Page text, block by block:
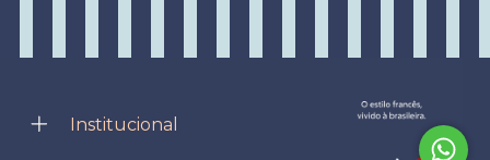
Institucional